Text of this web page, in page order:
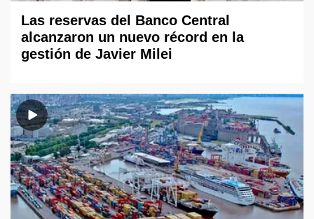
Las reservas del Banco Central
alcanzaron un nuevo récord en la
gestión de Javier Milei